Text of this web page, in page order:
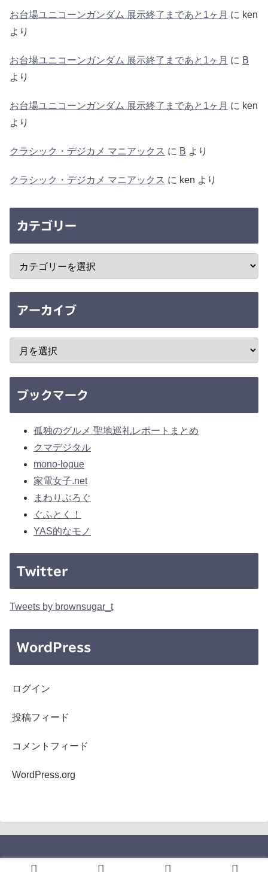
お台場ユニコーンガンダム 展示終了まであと1ヶ月 に ken
より
お台場ユニコーンガンダム 展示終了まであと1ヶ月 に B
より
お台場ユニコーンガンダム 展示終了まであと1ヶ月 に ken
より
クラシック・デジカメ マニアックス に B より
クラシック・デジカメ マニアックス に ken より
カテゴリー
アーカイブ
ブックマーク
孤独のグルメ 聖地巡礼レポートまとめ
クマデジタル
mono-logue
家電女子.net
まわりぶろぐ
ぐふとく！
YAS的なモノ
Twitter
Tweets by brownsugar_t
WordPress
ログイン
投稿フィード
コメントフィード
WordPress.org